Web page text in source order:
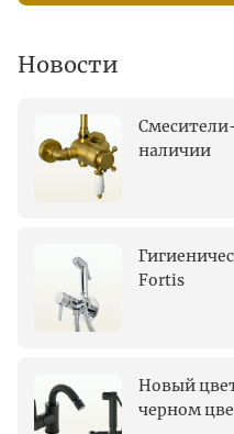
Новости
наличии
Fortis
Новый
черном